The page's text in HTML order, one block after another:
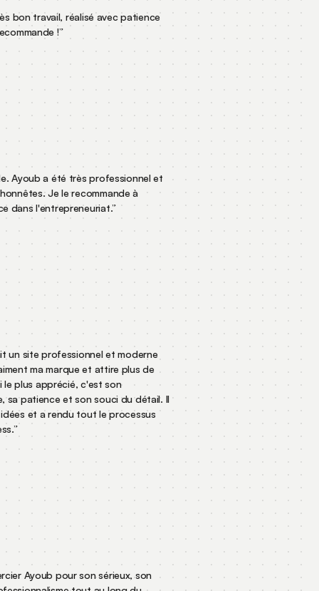
bon travail, réalisé avec patience
!
Ayoub a été très professionnel et
Je le recommande à
dans l'entrepreneuriat. ”
un site professionnel et moderne
ma marque et attire plus de
le plus apprécié, c'est son
sa patience et son souci du détail. Il
idées et a rendu tout le processus
Ayoub pour son sérieux, son